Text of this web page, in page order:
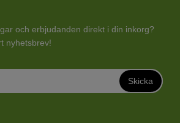
och erbjudanden direkt i din inkorg?
nyhetsbrev!
Skicka